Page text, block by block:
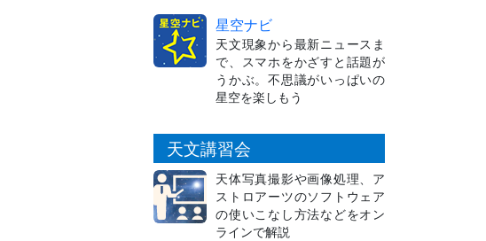
星空ナビ
天文現象から最新ニュースま
で、スマホをかざすと話題が
うかぶ。不思議がいっぱいの
星空を楽しもう
天文講習会
天体写真撮影や画像処理、ア
ストロアーツのソフトウェア
の使いこなし方法などをオン
ラインで解説